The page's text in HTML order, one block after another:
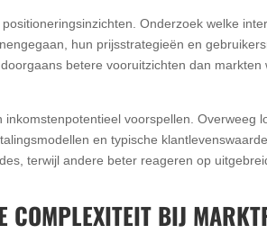
Onderzoek welke
hun prijsstrategieën en
betere vooruitzichten dan markten
voorspellen. Overweeg
en typische
terwijl andere beter reageren op
COMPLEXITEIT BIJ